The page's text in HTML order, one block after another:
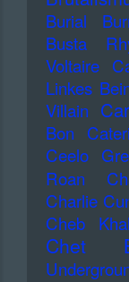
Burial
Busta
Voltaire
Linkes
Villain
Bon
Ceelo
Roan
Charlie
Cheb
Chet